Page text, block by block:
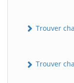
Trouver
Trouver